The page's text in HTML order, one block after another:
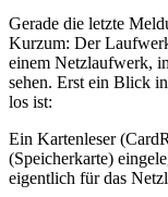
Gerade die letzte
Kurzum: Der
einem Netzlaufwerk,
sehen. Erst ein Blick
los ist:
Ein Kartenleser
(Speicherkarte)
eigentlich für das